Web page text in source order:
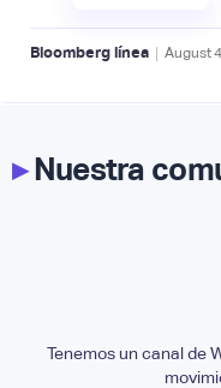
Bloomberg línea | August4
▸Nuestra
Tenemos un canal de